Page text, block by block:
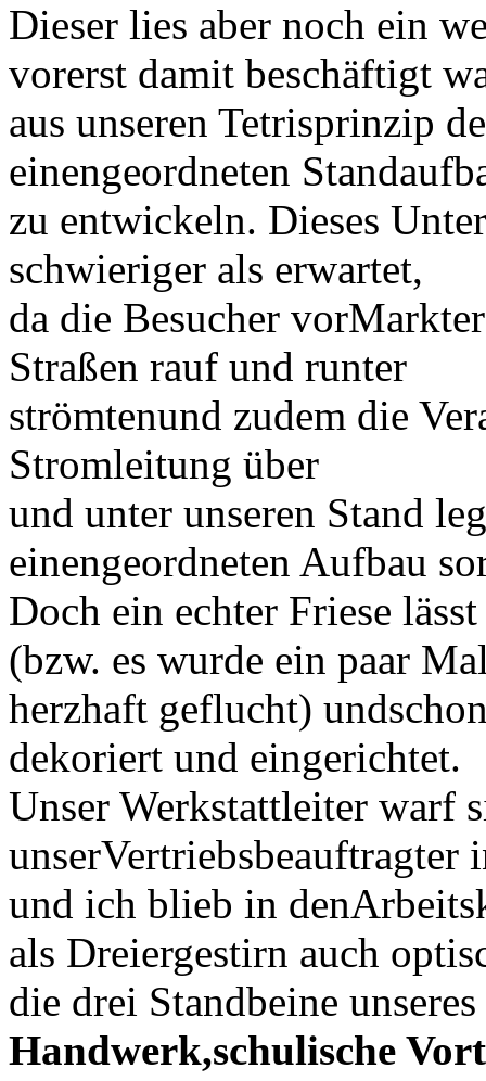
Dieser lies aber noch ein
vorerst damit beschäftigt
aus unseren Tetrisprinzip
einengeordneten
zu entwickeln. Dieses
schwieriger als erwartet,
da die Besucher
Straßen rauf und runter
strömtenund zudem die
Stromleitung über
und unter unseren Stand
einengeordneten Aufbau
Doch ein echter Friese
(bzw. es wurde ein paar
herzhaft geflucht)
dekoriert und eingerichtet.
Unser Werkstattleiter warf
unserVertriebsbeauftragter
und ich blieb in
als Dreiergestirn auch
die drei Standbeine
Handwerk,schulische